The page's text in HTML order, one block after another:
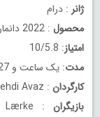
ژانر : درام
محصول : 2022 دانمارک
امتیاز: 10/5.8
مدت: یک ساعت و 27 دقیقه
کارگردان : Mehdi Avaz
بازیگران
Lærke